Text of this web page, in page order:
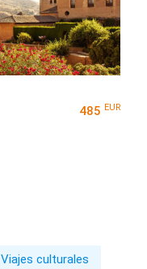
485 EUR
Viajes culturales